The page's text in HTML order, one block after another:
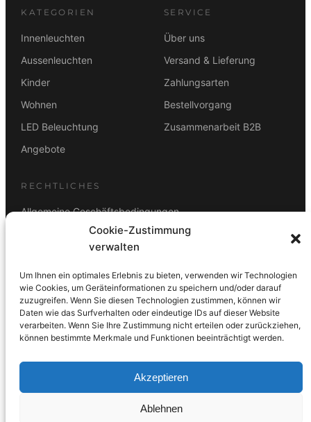
Cookie-Zustimmung
verwalten
Um Ihnen ein optimales Erlebnis zu bieten, verwenden wir Technologien
wie Cookies, um Geräteinformationen zu speichern und/oder darauf
zuzugreifen. Wenn Sie diesen Technologien zustimmen, können wir
Daten wie das Surfverhalten oder eindeutige IDs auf dieser Website
verarbeiten. Wenn Sie Ihre Zustimmung nicht erteilen oder zurückziehen,
können bestimmte Merkmale und Funktionen beeinträchtigt werden.
Akzeptieren
Ablehnen
KATEGORIEN
Innenleuchten
Aussenleuchten
Kinder
Wohnen
LED Beleuchtung
Angebote
SERVICE
Über uns
Versand & Lieferung
Zahlungsarten
Bestellvorgang
Zusammenarbeit B2B
RECHTLICHES
Allgemeine Geschäftsbedingungen
Rücktrittsbelehrung
ZAHLUNGSARTEN
Vorkasse Visa Mastercard Link PayPal
G-Pay